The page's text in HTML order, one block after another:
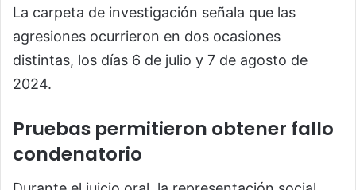
La carpeta de investigación señala que las
agresiones ocurrieron en dos ocasiones
distintas, los días 6 de julio y 7 de agosto de
2024.
Pruebas permitieron obtener fallo
condenatorio